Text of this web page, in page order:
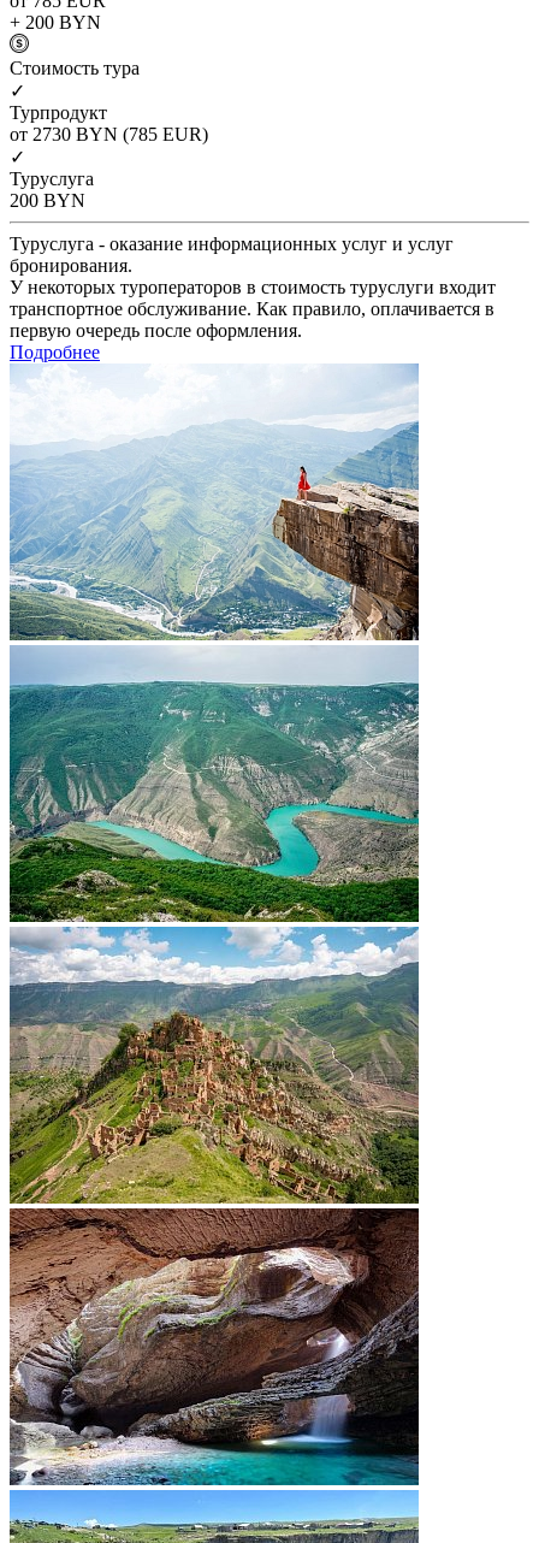
+ 200 BYN
Cтоимость тура
✓
Турпродукт
от 2730 BYN (785 EUR)
✓
Туруслуга
200 BYN
Туруслуга - оказание информационных услуг и услуг
бронирования.
У некоторых туроператоров в стоимость туруслуги входит
транспортное обслуживание. Как правило, оплачивается в
первую очередь после оформления.
Подробнее